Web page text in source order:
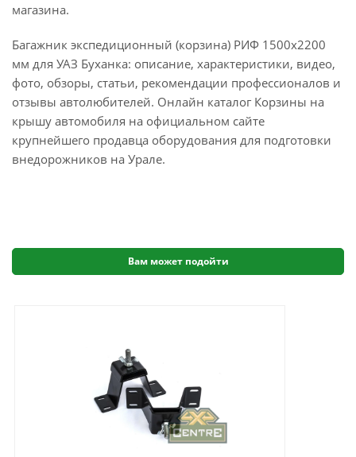
магазина.
Багажник экспедиционный (корзина) РИФ 1500х2200
мм для УАЗ Буханка: описание, характеристики, видео,
фото, обзоры, статьи, рекомендации профессионалов и
отзывы автолюбителей. Онлайн каталог Корзины на
крышу автомобиля на официальном сайте
крупнейшего продавца оборудования для подготовки
внедорожников на Урале.
Вам может подойти